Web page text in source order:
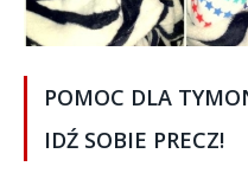
POMOC DLA
IDŹ SOBIE PRECZ!